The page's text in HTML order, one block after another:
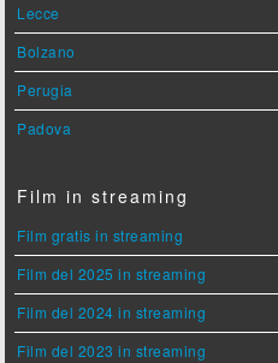
Lecce
Bolzano
Perugia
Padova
Film in streaming
Film gratis in streaming
Film del 2025 in streaming
Film del 2024 in streaming
Film del 2023 in streaming